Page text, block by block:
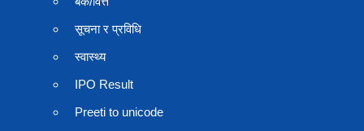
सूचना र प्रविधि
स्वास्थ्य
IPO Result
Preeti to unicode